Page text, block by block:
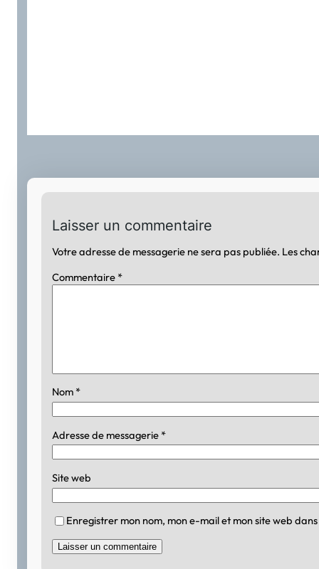
Laisser un commentaire
Votre adresse de messagerie ne sera pas publiée. Les
Commentaire *
Nom *
Adresse de messagerie *
Site web
Enregistrer mon nom, mon e-mail et mon site web